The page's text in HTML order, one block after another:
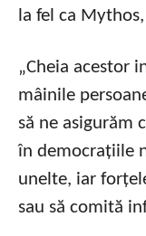
la fel ca
„Cheia acestor
mâinile
să ne asigurăm
în democrațiile
unelte, iar
sau să comită